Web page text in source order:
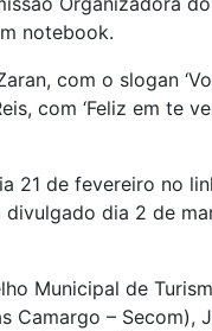
notebook.
com o slogan
com ‘Feliz em te
21 de fevereiro no
divulgado dia 2 de
Municipal de
Camargo – Secom),